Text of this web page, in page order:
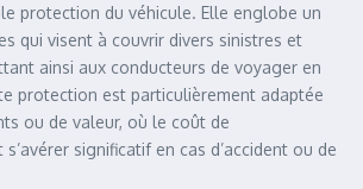
protection du véhicule. Elle englobe un
qui visent à couvrir divers sinistres et
ainsi aux conducteurs de voyager en
protection est particulièrement adaptée
ou de valeur, où le coût de
significatif en cas d’accident ou de